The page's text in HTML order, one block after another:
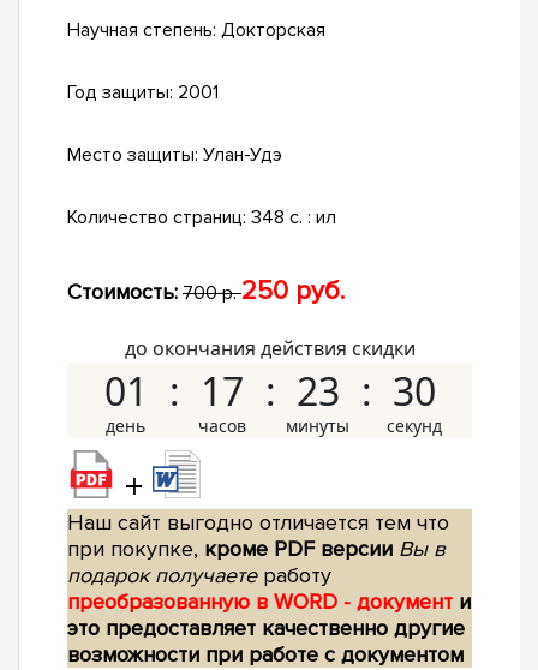
Научная степень: Докторская
Год защиты: 2001
Место защиты: Улан-Удэ
Количество страниц: 348 с. : ил
Стоимость: 700 р.250 руб.
до окончания действия скидки
01 17 23 29
+
Наш сайт выгодно отличается тем что
при покупке, кроме PDF версии Вы в
подарок получаетеработу
преобразованную в WORD - документ и
это предоставляет качественно другие
возможности при работе с документом